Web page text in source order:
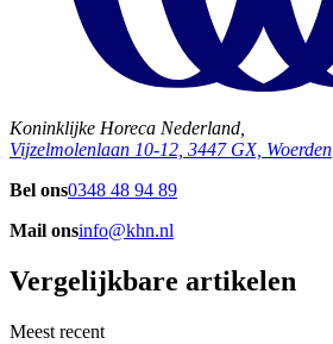
Koninklijke Horeca Nederland,
Vijzelmolenlaan 10-12, 3447 GX, Woerden
Bel ons0348 48 94 89
Mail onsinfo@khn.nl
Vergelijkbare artikelen
Meest recent